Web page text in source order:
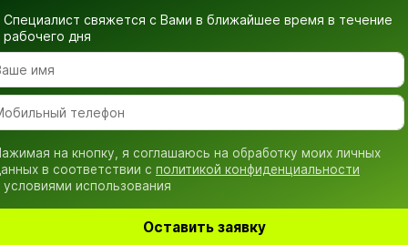
Специалист свяжется с Вами в ближайшее время в течение
рабочего дня
на кнопку, я соглашаюсь на обработку моих личных
в соответствии с политикой конфиденциальности
условиями использования
Оставить заявку